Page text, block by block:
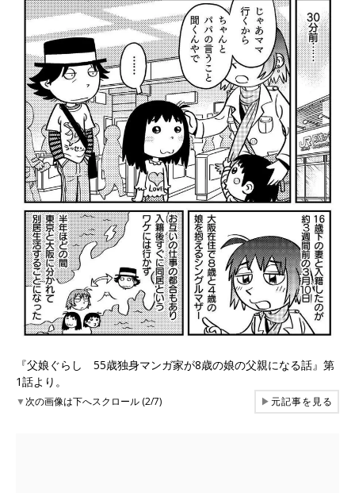
『父娘ぐらし 55歳独身マンガ家が8歳の娘の父親になる話』第
1話より。
▼次の画像は下へスクロール (2/7) ▶元記事を見る